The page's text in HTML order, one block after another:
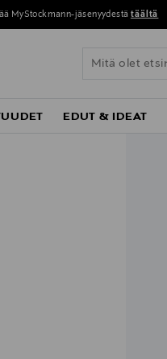
MyStockmann-jäsenyydestä täältä
EDUT & IDEAT